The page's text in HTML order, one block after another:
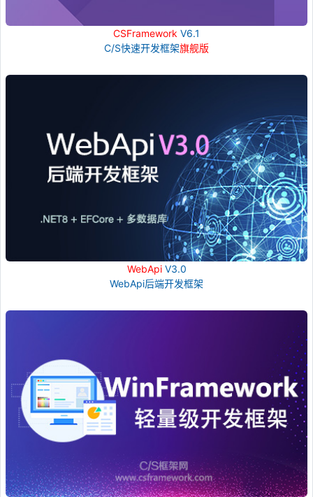
CSFramework V6.1
C/S快速开发框架旗舰版
WebApiV3.0
WebApi后端开发框架